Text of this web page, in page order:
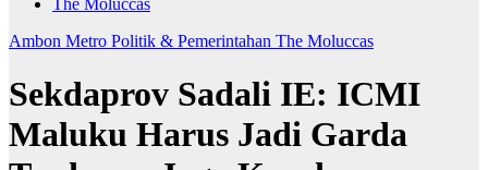
Ambon Metro Politik & Pemerintahan The Moluccas
Sekdaprov Sadali IE: ICMI
Maluku Harus Jadi Garda